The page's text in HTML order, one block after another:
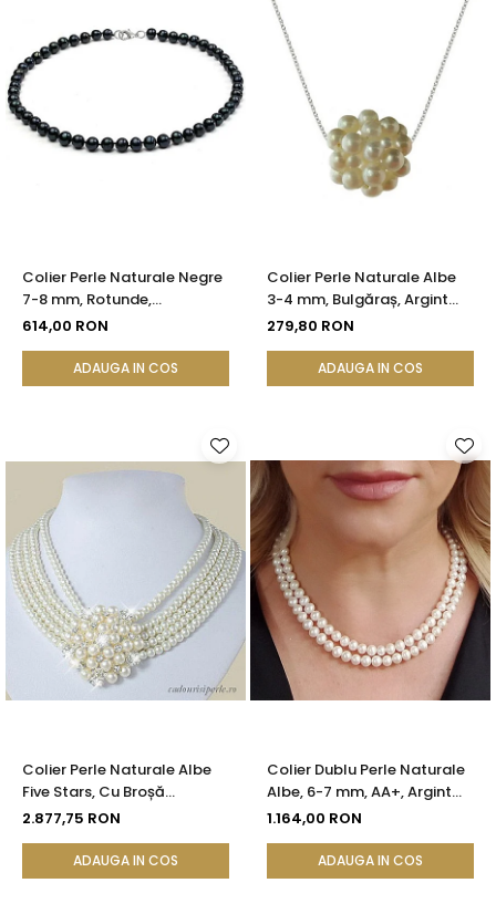
Colier Perle Naturale Negre
7-8 mm, Rotunde,
Închizătoare Argint 925 |
614,00 RON
ADAUGA IN COS
Colier Perle Naturale Albe
3-4 mm, Bulgăraș, Argint
925, Calitate AAA |
279,80 RON
ADAUGA IN COS
Colier Perle Naturale Albe
Five Stars, Cu Broșă
Detasabilă, Argint 925 |
2.877,75 RON
ADAUGA IN COS
Colier Dublu Perle Naturale
Albe, 6-7 mm, AA+, Argint
925 | KASKADDA®
1.164,00 RON
ADAUGA IN COS